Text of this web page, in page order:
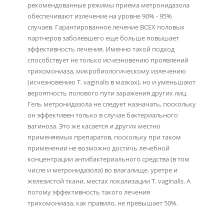
рекомендованные режимы приема метронидазола
обеспечивают излечение на уровне 90% - 95%
случаев. Гарантированное лечение ВСЕХ половых
партнеров заболевшего еще больше повышает
эффективность лечения. Именно такой подход
способствует не только исчезновению проявлений
трихомониаза, микробиологическому излечению
(исчезновению T. vaginalis в мазках), но и уменьшают
вероятность полового пути заражения других лиц.
Гель метронидазола не следует назначать, поскольку
он эффективен только в случае бактериального
вагиноза. Это же касается и других местно
применяемых препаратов, поскольку при таком
применении не возможно достичь лечебной
концентрации антибактериального средства (в том
числе и метронидазола) во влагалище, уретре и
железистой ткани, местах локализации T. vaginalis. А
потому эффективность такого лечения
трихомониаза, как правило, не превышает 50%.